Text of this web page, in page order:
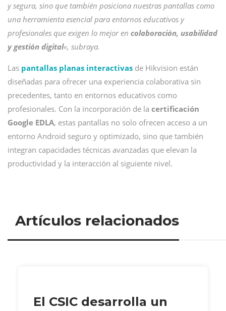
y segura, sino que también posiciona nuestras pantallas como
una herramienta esencial para entornos educativos y
profesionales que exigen lo mejor en colaboración, usabilidad
y gestión digital«, subraya.
Las pantallas planas interactivas de Hikvision están
diseñadas para ofrecer una experiencia colaborativa sin
precedentes, tanto en entornos educativos como
profesionales. Con la incorporación de la certificación
Google EDLA, estas pantallas no solo ofrecen acceso a un
entorno Android seguro y optimizado, sino que también
integran capacidades técnicas avanzadas que elevan la
productividad y la interacción al siguiente nivel.
Artículos relacionados
El CSIC desarrolla un